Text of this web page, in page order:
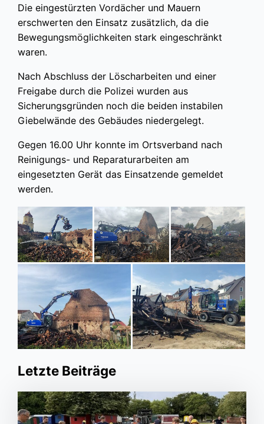
Die eingestürzten Vordächer und Mauern
erschwerten den Einsatz zusätzlich, da die
Bewegungsmöglichkeiten stark eingeschränkt
waren.
Nach Abschluss der Löscharbeiten und einer
Freigabe durch die Polizei wurden aus
Sicherungsgründen noch die beiden instabilen
Giebelwände des Gebäudes niedergelegt.
Gegen 16.00 Uhr konnte im Ortsverband nach
Reinigungs- und Reparaturarbeiten am
eingesetzten Gerät das Einsatzende gemeldet
werden.
Letzte Beiträge